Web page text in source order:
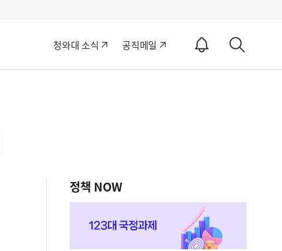
청와대 소식 공직메일
알
ON
세
정책 NOW